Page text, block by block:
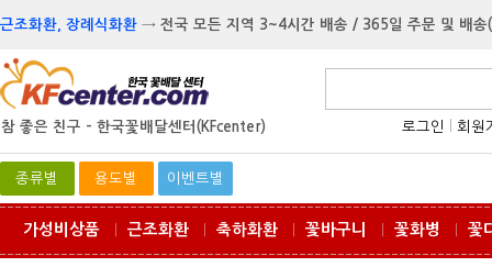
근조화환, 장례식화환 → 전국 모든 지역 3~4시간 배송 / 365일 주문 및 배
참 좋은 친구 - 한국꽃배달센터(KFcenter) 로그인 회원
종류별 용도별 이벤트별
가성비상품 근조화환 축하화환 꽃바구니 꽃화병 꽃